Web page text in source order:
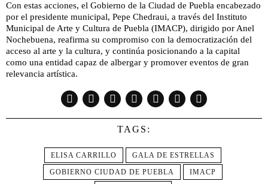
Con estas acciones, el Gobierno de la Ciudad de Puebla encabezado
por el presidente municipal, Pepe Chedraui, a través del Instituto
Municipal de Arte y Cultura de Puebla (IMACP), dirigido por Anel
Nochebuena, reafirma su compromiso con la democratización del
acceso al arte y la cultura, y continúa posicionando a la capital
como una entidad capaz de albergar y promover eventos de gran
relevancia artística.
TAGS:
ELISA CARRILLO
GALA DE ESTRELLAS
GOBIERNO CIUDAD DE PUEBLA
IMACP